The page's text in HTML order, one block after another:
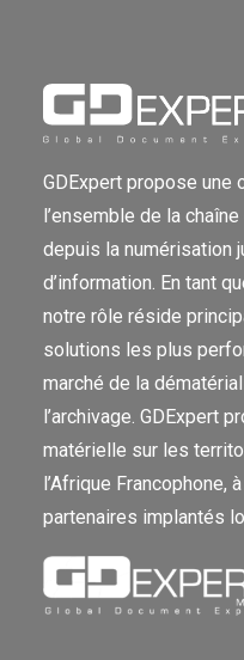
GDExpert propose une
l’ensemble de la
depuis la numérisation
d’information. En tant
notre rôle réside
solutions les plus
marché de la
l’archivage. GDExpert
matérielle sur les
l’Afrique Francophone,
partenaires implantés